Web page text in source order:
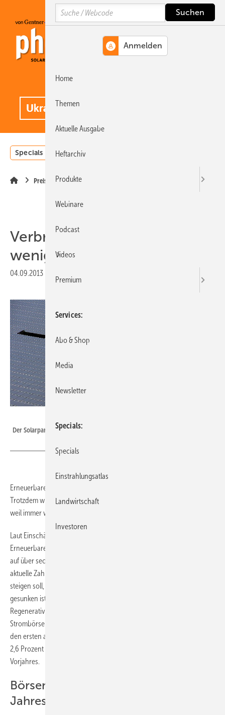
Hauptinhalt
Hauptmenü
SiteSearch
Specials Einstrahlungsatlas
Preise
Verbraucher zahlen mehr für
weniger Ökostrom
04.09.2013
Der Solarpark Lauingen.
Erneuerbarenanlagen produzierten in diesem Jahr weniger Strom.
Trotzdem wird die Ökostromumlage im nächsten Jahr kräftig steigen,
weil immer weniger Großverbraucher die Abgabe zahlen.
Laut Einschätzung der Bundesregierung könnte die Umlage nach dem
Erneuerbare-Energien-Gesetz (EEG) im nächsten Jahr um 20 Prozent
auf über sechs Cent pro Kilowattstunde (kWh) steigen. Nun belegen
aktuelle Zahlen, dass die EEG-Umlage für die Stromkunden rasant
steigen soll, obwohl die Ökostrom-Produktion im Jahr 2013 bisher
gesunken ist. Das teilte das Internationale Wirtschaftsforum
Regenerative Energien (IWR) in Münster mit. Nach den Daten der
Strombörse EEX in Leipzig haben Wind- und Photovoltaikanlagen in
den ersten acht Monaten rund 1,3 Milliarden KWh beziehungsweise
2,6 Prozent weniger produziert als im Vergleichszeitraum des
Vorjahres.
Börsenpreis für Strom auf 10-
Jahrestief
Search
Home
Themen
Aktuelle Ausgabe
Heftarchiv
Produkte
Webinare
Podcast
Videos
Premium
Services
Abo & Shop
Media
Newsletter
Specials
Specials
Einstrahlungsatlas
Landwirtschaft
Investoren